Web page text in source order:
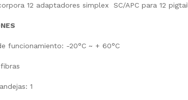
12 adaptadores simplex SC/APC para 12
funcionamiento: -20°C ~ + 60°C
1